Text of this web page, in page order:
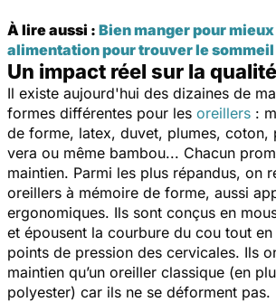
À lire aussi : Bien manger pour
alimentation pour trouver le sommeil
Un impact réel sur la
Il existe aujourd'hui des dizaines de
formes différentes pour les oreillers :
de forme, latex, duvet, plumes, coton,
vera ou même bambou... Chacun
maintien. Parmi les plus répandus, on
oreillers à mémoire de forme, aussi
ergonomiques. Ils sont conçus en
et épousent la courbure du cou tout en
points de pression des cervicales. Ils
maintien qu’un oreiller classique (en
polyester) car ils ne se déforment pas.